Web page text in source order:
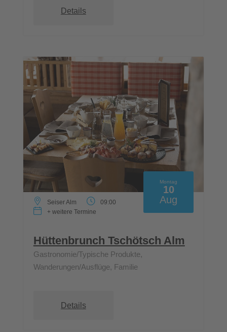
Details
Montag
10
Aug
Seiser Alm
09:00
+ weitere Termine
Hüttenbrunch Tschötsch Alm
Gastronomie/Typische Produkte,
Wanderungen/Ausflüge, Familie
Details